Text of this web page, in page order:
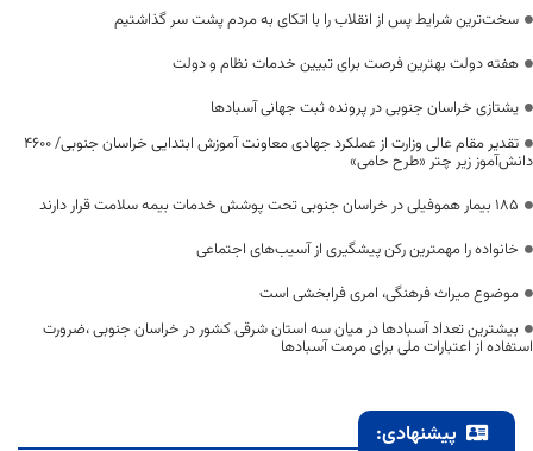
سخت‌ترین شرایط پس از انقلاب را با اتکای به مردم پشت سر گذاشتیم
هفته دولت بهترین فرصت برای تبیین خدمات نظام و دولت
یشتازی خراسان جنوبی در پرونده ثبت جهانی آسبادها
تقدیر مقام عالی وزارت از عملکرد جهادی معاونت آموزش ابتدایی خراسان جنوبی/ ۴۶۰۰
دانش‌آموز زیر چتر «طرح حامی»
۱۸۵ بیمار هموفیلی در خراسان جنوبی تحت پوشش خدمات بیمه سلامت قرار دارند
خانواده را مهمترین رکن پیشگیری از آسیب‌های اجتماعی
موضوع میراث فرهنگی، امری فرابخشی است
بیشترین تعداد آسبادها در میان سه استان شرقی کشور در خراسان جنوبی ،ضرورت
استفاده از اعتبارات ملی برای مرمت آسبادها
پیشنهادی: